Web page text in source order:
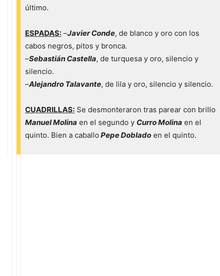
último.
ESPADAS: –Javier Conde, de blanco y oro con los
cabos negros, pitos y bronca.
–Sebastián Castella, de turquesa y oro, silencio y
silencio.
–Alejandro Talavante, de lila y oro, silencio y silencio.
CUADRILLAS: Se desmonteraron tras parear con brillo
Manuel Molina en el segundo y Curro Molina en el
quinto. Bien a caballo Pepe Doblado en el quinto.